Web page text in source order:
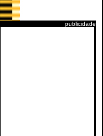
publicidade